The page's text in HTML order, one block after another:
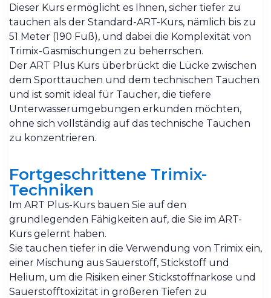
Dieser Kurs ermöglicht es Ihnen, sicher tiefer zu
tauchen als der Standard-ART-Kurs, nämlich bis zu
51 Meter (190 Fuß), und dabei die Komplexität von
Trimix-Gasmischungen zu beherrschen.
Der ART Plus Kurs überbrückt die Lücke zwischen
dem Sporttauchen und dem technischen Tauchen
und ist somit ideal für Taucher, die tiefere
Unterwasserumgebungen erkunden möchten,
ohne sich vollständig auf das technische Tauchen
zu konzentrieren.
Fortgeschrittene Trimix-
Techniken
Im ART Plus-Kurs bauen Sie auf den
grundlegenden Fähigkeiten auf, die Sie im ART-
Kurs gelernt haben.
Sie tauchen tiefer in die Verwendung von Trimix ein,
einer Mischung aus Sauerstoff, Stickstoff und
Helium, um die Risiken einer Stickstoffnarkose und
Sauerstofftoxizität in größeren Tiefen zu